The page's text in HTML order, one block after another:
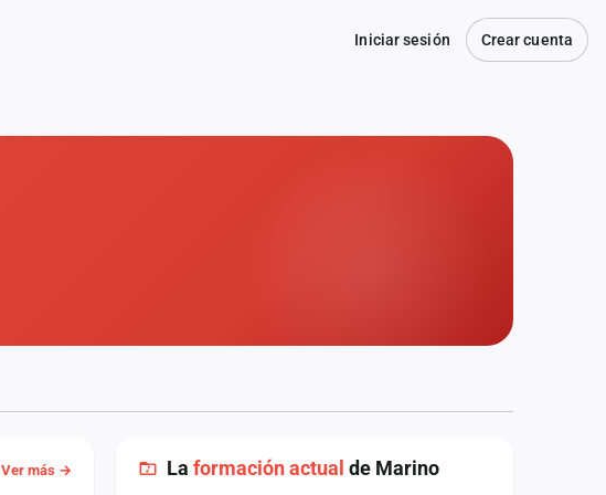
Iniciar sesión Crear cuenta
Ver más → La formación actual de Marino